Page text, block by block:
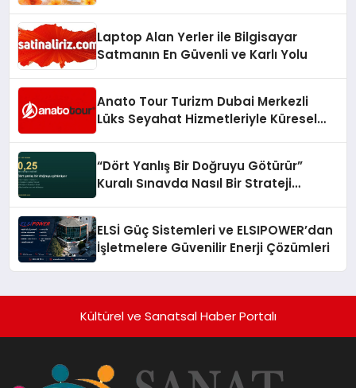
Laptop Alan Yerler ile Bilgisayar
Satmanın En Güvenli ve Karlı Yolu
Anato Tour Turizm Dubai Merkezli
Lüks Seyahat Hizmetleriyle Küresel
“Dört Yanlış Bir Doğruyu Götürür”
Kuralı Sınavda Nasıl Bir Strateji
ELSİ Güç Sistemleri ve ELSIPOWER’dan
İşletmelere Güvenilir Enerji Çözümleri
Kültürel ve Sanatsal Haber Portalı